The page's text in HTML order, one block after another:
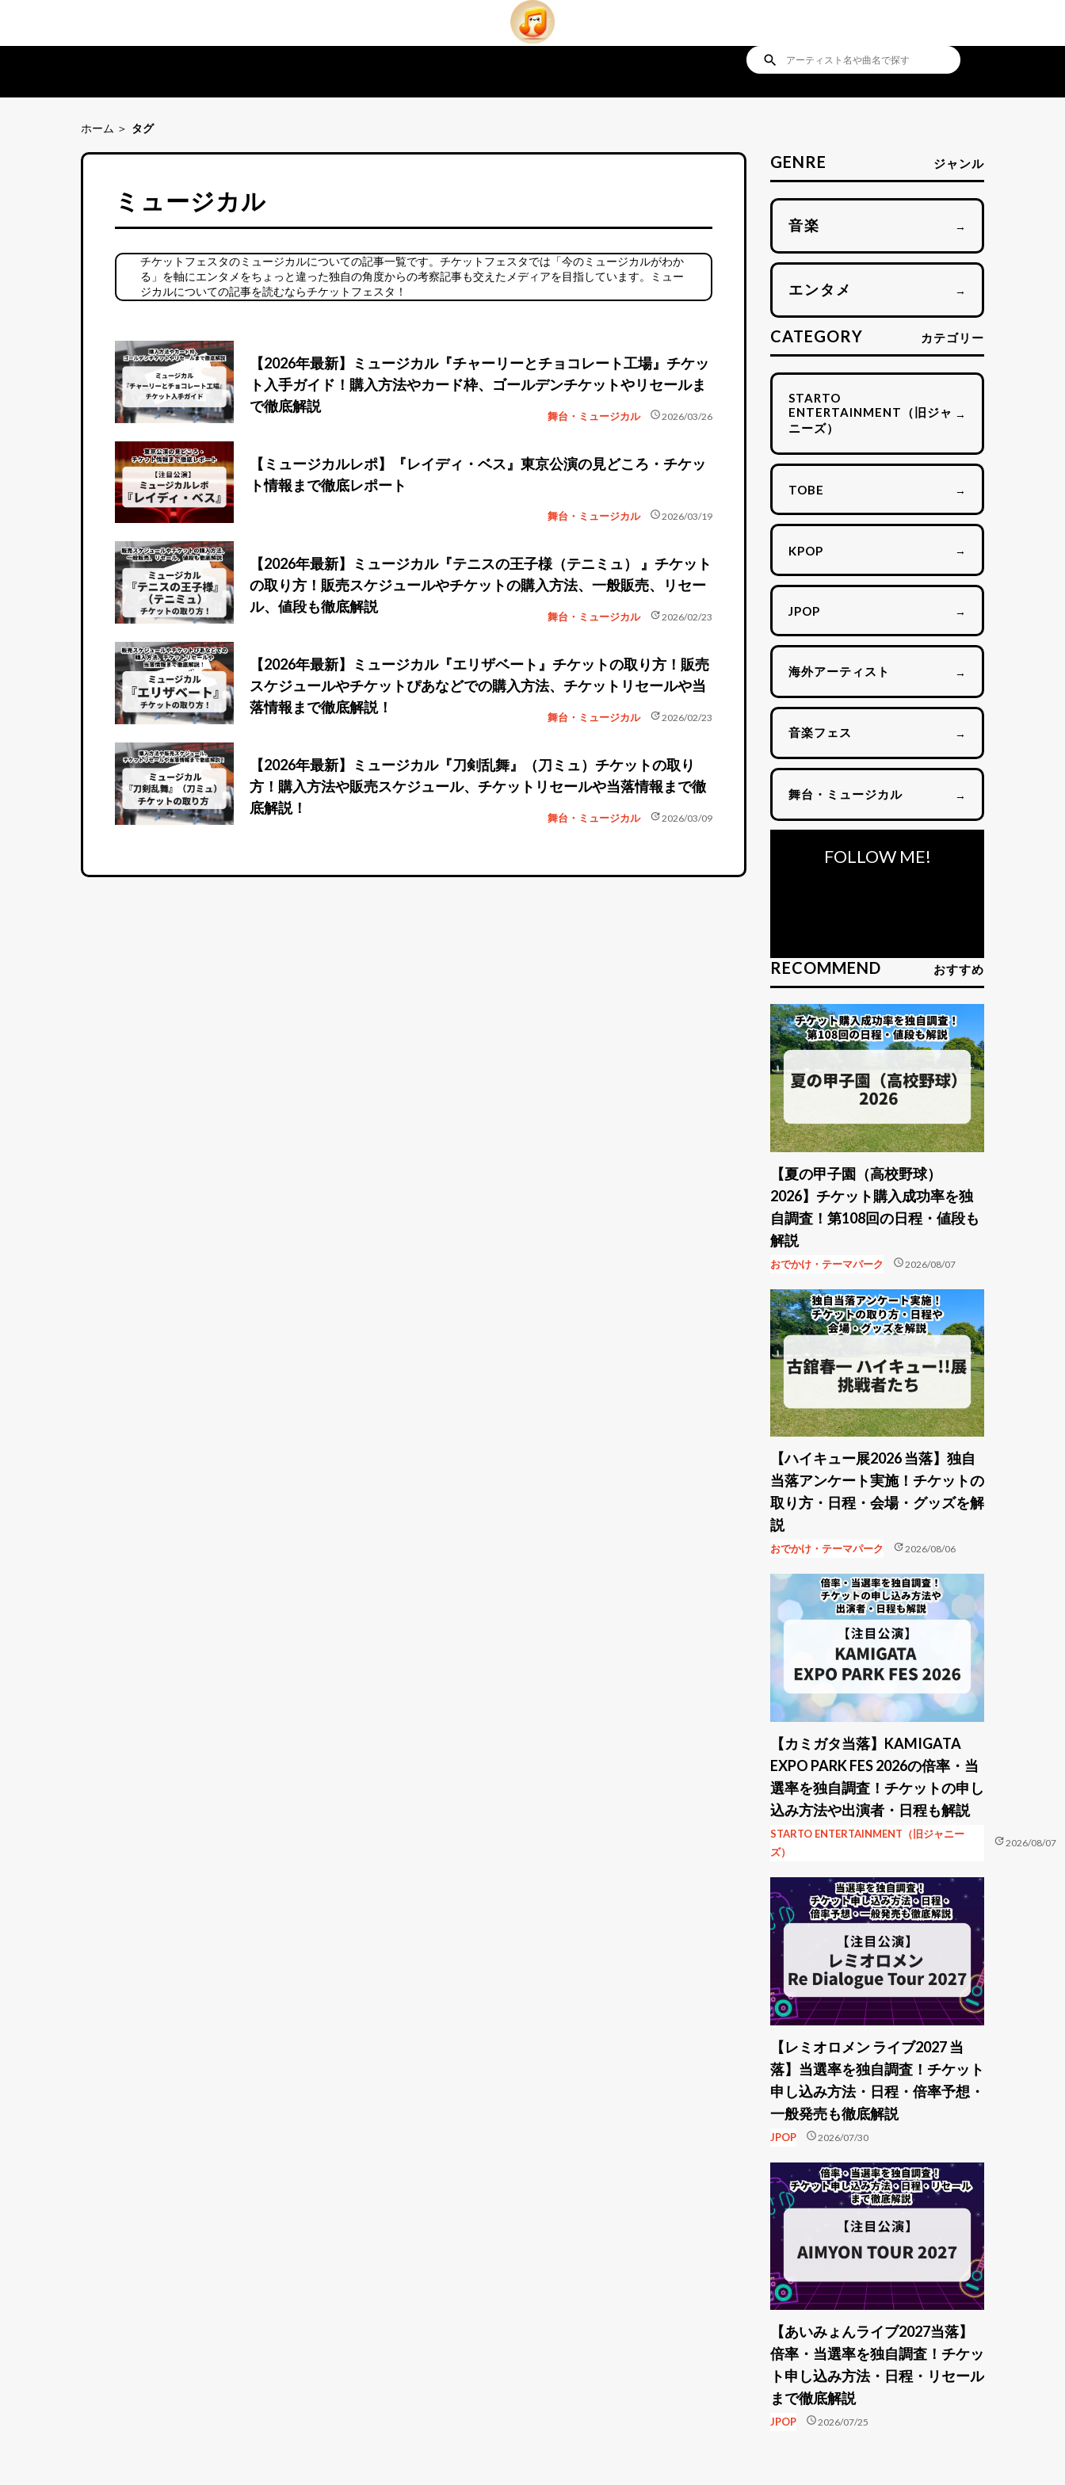
search
ホーム タグ
ミュージカル
チケットフェスタのミュージカルについての記事一覧です。チケットフェスタでは「今のミュージカルがわか
る」を軸にエンタメをちょっと違った独自の角度からの考察記事も交えたメディアを目指しています。ミュー
ジカルについての記事を読むならチケットフェスタ！
【2026年最新】ミュージカル『チャーリーとチョコレート工場』チケッ
ト入手ガイド！購入方法やカード枠、ゴールデンチケットやリセールま
で徹底解説
舞台・ミュージカル schedule2026/03/26
【ミュージカルレポ】『レイディ・ベス』東京公演の見どころ・チケッ
ト情報まで徹底レポート
舞台・ミュージカル schedule2026/03/19
【2026年最新】ミュージカル『テニスの王子様（テニミュ） 』チケット
の取り方！販売スケジュールやチケットの購入方法、一般販売、リセー
ル、値段も徹底解説
舞台・ミュージカル update2026/02/23
【2026年最新】ミュージカル『エリザベート』チケットの取り方！販売
スケジュールやチケットぴあなどでの購入方法、チケットリセールや当
落情報まで徹底解説！
舞台・ミュージカル update2026/02/23
【2026年最新】ミュージカル『刀剣乱舞』（刀ミュ）チケットの取り
方！購入方法や販売スケジュール、チケットリセールや当落情報まで徹
底解説！
舞台・ミュージカル update2026/03/09
GENRE ジャンル
音楽 →
エンタメ →
CATEGORY カテゴリー
STARTO
ENTERTAINMENT（旧ジャ
ニーズ）
→
TOBE →
KPOP →
JPOP →
海外アーティスト →
音楽フェス →
舞台・ミュージカル →
FOLLOW ME!
RECOMMEND おすすめ
【夏の甲子園（高校野球）
2026】チケット購入成功率を独
自調査！第108回の日程・値段も
解説
おでかけ・テーマパーク schedule2026/08/07
【ハイキュー展2026 当落】独自
当落アンケート実施！チケットの
取り方・日程・会場・グッズを解
説
おでかけ・テーマパーク update2026/08/06
【カミガタ当落】KAMIGATA
EXPO PARK FES 2026の倍率・当
選率を独自調査！チケットの申し
込み方法や出演者・日程も解説
STARTO ENTERTAINMENT（旧ジャニー
ズ）
update2026/08/07
【レミオロメン ライブ2027 当
落】当選率を独自調査！チケット
申し込み方法・日程・倍率予想・
一般発売も徹底解説
JPOP schedule2026/07/30
【あいみょんライブ2027当落】
倍率・当選率を独自調査！チケッ
ト申し込み方法・日程・リセール
まで徹底解説
JPOP schedule2026/07/25